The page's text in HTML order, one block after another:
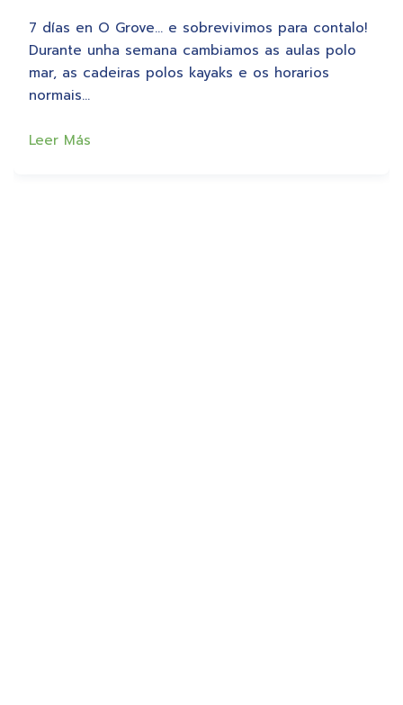
7 días en O Grove… e sobrevivimos para contalo!
Durante unha semana cambiamos as aulas polo
mar, as cadeiras polos kayaks e os horarios
normais…
Leer Más